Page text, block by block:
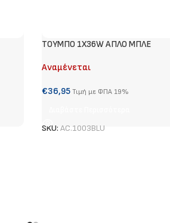
ΤΟΥΜΠΟ 1Χ36W ΑΠΛΟ ΜΠΛΕ
Αναμένεται
€36,95 Τιμή με ΦΠΑ 19%
SKU: AC.1003BLU